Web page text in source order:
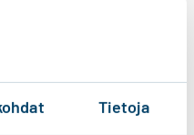
Tietoja
vaihtuivat –